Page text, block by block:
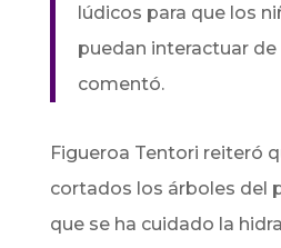
lúdicos para que los
puedan interactuar de
comentó.
Figueroa Tentori reiteró
cortados los árboles del
que se ha cuidado la